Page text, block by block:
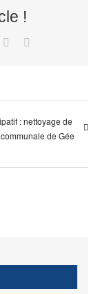
!
: nettoyage de
de Gée